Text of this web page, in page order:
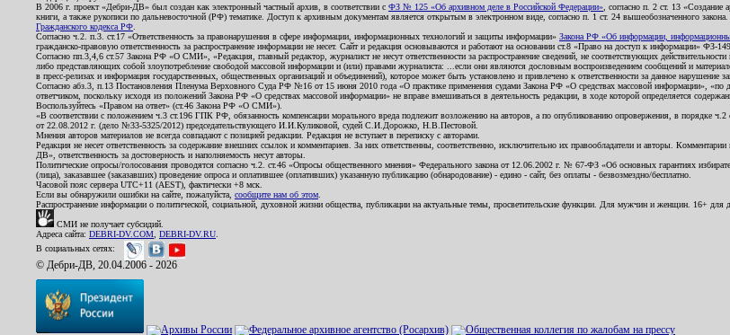
В 2006 г. проект «Дебри-ДВ» был создан как электронный частный архив, в соответствии с ФЗ № 125 «Об архивном деле в Российской Федерации» , согласно п. 2 ст. 13
книги, а также рукописи по дальневосточной (РФ) тематике. Доступ к архивным документам является открытым в электронном виде, согласно п. 1 ст. 24 вышеобозначенного
Гражданского кодекса РФ
Согласно ч.2. п.3. ст.17 «Ответственность за правонарушения в сфере информации, информационных технологий и защиты информации» Закона РФ «Об информации,
гражданско-правовую ответственность за распространение информации не несет. Сайт и редакция основываются и работают на основании ст.8 «Право на доступ к информации» ФЗ-149.
Согласно пп.3,4,6 ст.57 Закона РФ «О СМИ», «Редакция, главный редактор, журналист не несут ответственности за распространение сведений, не соответствующих
либо представляющих собой злоупотребление свободой массовой информации и (или) правами журналиста: ...если они являются дословным воспроизведением сообщений и
в пресс-релизах и информация государственных, общественных организаций и объединений), которое может быть установлено и привлечено к ответственности за данное нарушение
Согласно абз.3, п.13 Постановления Пленума Верховного Суда РФ №16 от 15 июня 2010 года «О практике применения судами Закона РФ «О средствах массовой информации», «по
ответчиком, поскольку исходя из положений Закона РФ «О средствах массовой информации» не вправе вмешиваться в деятельность редакции, в ходе которой определяется
Воспользуйтесь «Правом на ответ» (ст.46 Закона РФ «О СМИ»).
«В соответствии с положением ч.3 ст.196 ГПК РФ, обязанность компенсации морального вреда подлежит возложению на авторов, а по опубликованию опровержения, в порядке ч.2
от 22.08.2012 г. (дело №33-5325/2012) председательствующего И.И.Куликовой, судей С.И.Дорожко, Н.В.Пестовой.
Мнения авторов материалов не всегда совпадают с позицией редакции. Редакция не вступает в переписку с авторами.
Редакция не несет ответственность за содержание внешних ссылок и комментариев. За них ответственны, соответственно, исключительно их правообладатели и авторы.
ДВ», ответственность за достоверность и наполняемость несут авторы.
Политические опросы/голосования проводятся согласно ч.2. ст.46 «Опросы общественного мнения» Федерального закона от 12.06.2002 г. № 67-ФЗ «Об основных гарантиях
(лица), заказавшее (заказавших) проведение опроса и оплатившее (оплативших) указанную публикацию (обнародование) - едино - сайт, без оплаты - безвозмездно/бесплатно.
Часовой пояс сервера UTC+11 (AEST), фактически +8 мск.
Если вы обнаружили ошибки на сайте, пожалуйста, сообщите нам об этом
Распространение информации о политической, социальной, духовной жизни общества, публикации на актуальные темы, просветительские функции. Для мужчин и женщин. 16+ для
СМИ не получает субсидий.
Адреса сайта: DEBRI-DV.COM DEBRI-DV.RU
В социальных сетях:
© Дебри-ДВ, 20.04.2006 - 2026